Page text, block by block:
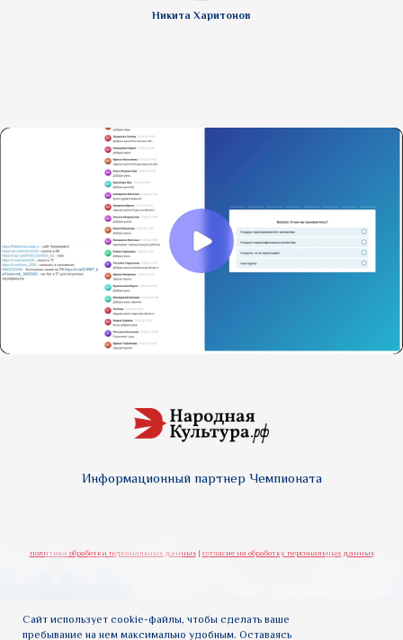
Никита Харитонов
Информационный партнер Чемпионата
политика обработки персональных данных | согласие на обработку персональных данных
Сайт использует cookie-файлы, чтобы сделать ваше
пребывание на нем максимально удобным. Оставаясь